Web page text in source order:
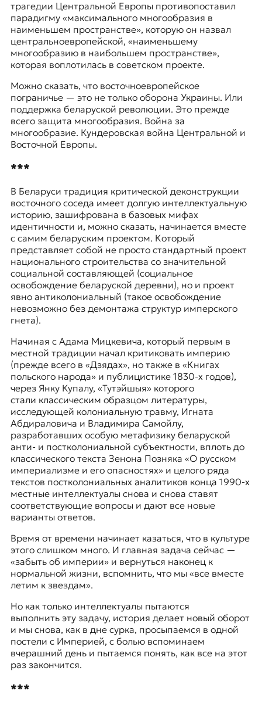
трагедии Центральной Европы противопоставил
парадигму «максимального многообразия в
наименьшем пространстве», которую он назвал
центральноевропейской, «наименьшему
многообразию в наибольшем пространстве»,
которая воплотилась в советском проекте.
Можно сказать, что восточноевропейское
пограничье — это не только оборона Украины. Или
поддержка беларуской революции. Это прежде
всего защита многообразия. Война за
многообразие. Кундеровская война Центральной и
Восточной Европы.
***
В Беларуси традиция критической деконструкции
восточного соседа имеет долгую интеллектуальную
историю, зашифрована в базовых мифах
идентичности и, можно сказать, начинается вместе
с самим беларуским проектом. Который
представляет собой не просто стандартный проект
национального строительства со значительной
социальной составляющей (социальное
освобождение беларуской деревни), но и проект
явно антиколониальный (такое освобождение
невозможно без демонтажа структур имперского
гнета).
Начиная с Адама Мицкевича, который первым в
местной традиции начал критиковать империю
(прежде всего в «Дзядах», но также в «Книгах
польского народа» и публицистике 1830-х годов),
через Янку Купалу, «Тутэйшыя» которого
стали классическим образцом литературы,
исследующей колониальную травму, Игната
Абдираловича и Владимира Самойлу,
разработавших особую метафизику беларуской
анти- и постколониальной субъектности, вплоть до
классического текста Зенона Позняка «О русском
империализме и его опасностях» и целого ряда
текстов постколониальных аналитиков конца 1990-х
местные интеллектуалы снова и снова ставят
соответствующие вопросы и дают все новые
варианты ответов.
Время от времени начинает казаться, что в культуре
этого слишком много. И главная задача сейчас —
«забыть об империи» и вернуться наконец к
нормальной жизни, вспомнить, что мы «все вместе
летим к звездам».
Но как только интеллектуалы пытаются
выполнить эту задачу, история делает новый оборот
и мы снова, как в дне сурка, просыпаемся в одной
постели с Империей, с болью вспоминаем
вчерашний день и пытаемся понять, как все на этот
раз закончится.
***